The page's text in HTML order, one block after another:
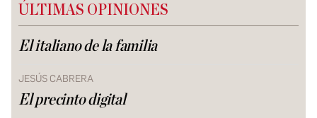
ÚLTIMAS OPINIONES
El italiano de la familia
JESÚS CABRERA
El precinto digital